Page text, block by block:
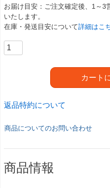
お届け目安
ご注文確定後、1～3
いたします。
在庫・発送目安について詳細はこ
カート
返品特約について
商品についてのお問い合わせ
商品情報